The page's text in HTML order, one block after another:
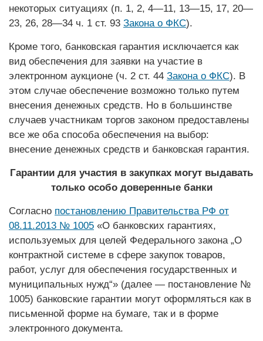
некоторых ситуациях (п. 1, 2, 4—11, 13—15, 17, 20—
23, 26, 28—34 ч. 1 ст. 93 Закона о ФКС).
Кроме того, банковская гарантия исключается как
вид обеспечения для заявки на участие в
электронном аукционе (ч. 2 ст. 44 Закона о ФКС). В
этом случае обеспечение возможно только путем
внесения денежных средств. Но в большинстве
случаев участникам торгов законом предоставлены
все же оба способа обеспечения на выбор:
внесение денежных средств и банковская гарантия.
Гарантии для участия в закупках могут выдавать
только особо доверенные банки
Согласно постановлению Правительства РФ от
08.11.2013 № 1005 «О банковских гарантиях,
используемых для целей Федерального закона „О
контрактной системе в сфере закупок товаров,
работ, услуг для обеспечения государственных и
муниципальных нужд“» (далее — постановление №
1005) банковские гарантии могут оформляться как в
письменной форме на бумаге, так и в форме
электронного документа.